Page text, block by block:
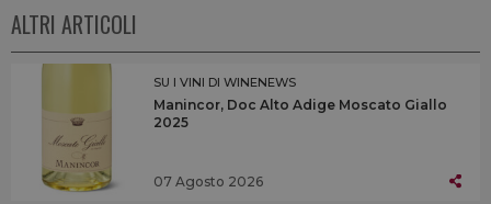
ALTRI ARTICOLI
SU I VINI DI WINENEWS
Manincor, Doc Alto Adige Moscato Giallo
2025
07 Agosto 2026